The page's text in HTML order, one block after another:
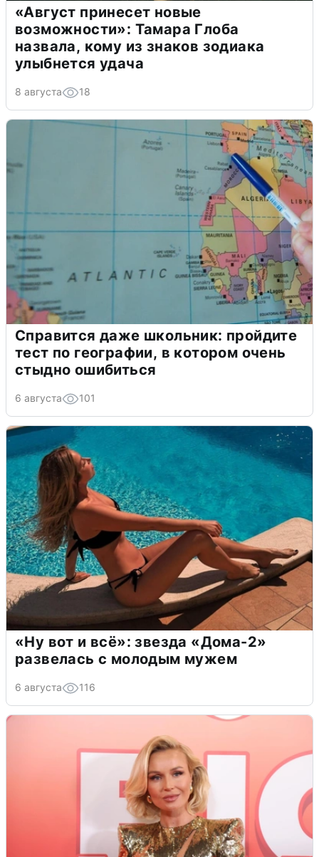
«Август принесет новые
возможности»: Тамара Глоба
назвала, кому из знаков зодиака
улыбнется удача
8 августа 18
Справится даже школьник: пройдите
тест по географии, в котором очень
стыдно ошибиться
6 августа 101
«Ну вот и всё»: звезда «Дома-2»
развелась с молодым мужем
6 августа 116